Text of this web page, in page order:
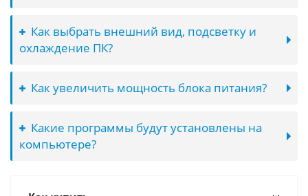
Как выбрать внешний вид, подсветку и
охлаждение ПК?
Как увеличить мощность блока питания?
Какие программы будут установлены на
компьютере?